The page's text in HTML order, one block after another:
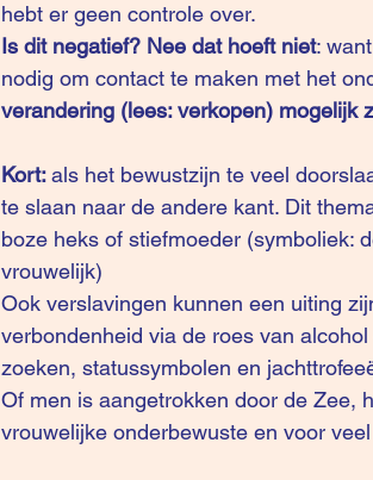
hebt er geen controle over.
Is dit negatief? Nee dat hoeft niet:
nodig om contact te maken met het
verandering (lees: verkopen) mogelijk
Kort: als het bewustzijn te veel
te slaan naar de andere kant. Dit
boze heks of stiefmoeder (symboliek:
vrouwelijk)
Ook verslavingen kunnen een uiting
verbondenheid via de roes van
zoeken, statussymbolen en
Of men is aangetrokken door de Zee,
vrouwelijke onderbewuste en voor